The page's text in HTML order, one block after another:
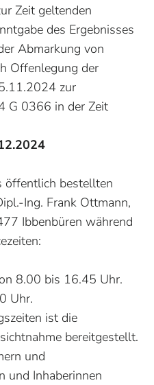
Zeit geltenden
des Ergebnisses
Abmarkung von
Offenlegung der
zur
G 0366 in der Zeit
öffentlich bestellten
Ing. Frank Ottmann,
Ibbenbüren während
8.00 bis 16.45 Uhr.
Uhr.
ist die
bereitgestellt.
und
und Inhaberinnen